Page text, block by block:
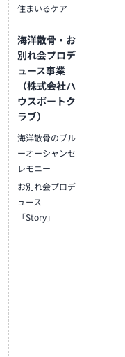
住まいるケア
海洋散骨・お
別れ会プロデ
ュース事業
（株式会社ハ
ウスボートク
ラブ）
海洋散骨のブル
ーオーシャンセ
レモニー
お別れ会プロデ
ュース
「Story」